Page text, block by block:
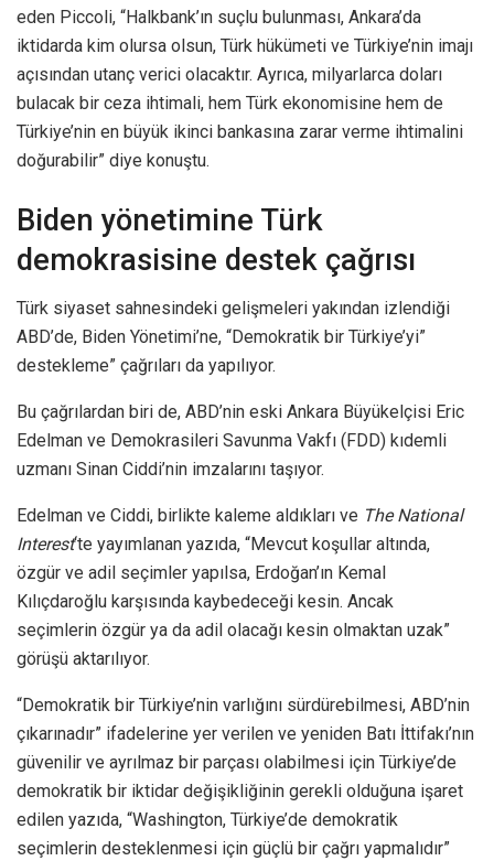
eden Piccoli, “Halkbank’ın suçlu bulunması, Ankara’da
iktidarda kim olursa olsun, Türk hükümeti ve Türkiye’nin imajı
açısından utanç verici olacaktır. Ayrıca, milyarlarca doları
bulacak bir ceza ihtimali, hem Türk ekonomisine hem de
Türkiye’nin en büyük ikinci bankasına zarar verme ihtimalini
doğurabilir” diye konuştu.
Biden yönetimine Türk
demokrasisine destek çağrısı
Türk siyaset sahnesindeki gelişmeleri yakından izlendiği
ABD’de, Biden Yönetimi’ne, “Demokratik bir Türkiye’yi”
destekleme” çağrıları da yapılıyor.
Bu çağrılardan biri de, ABD’nin eski Ankara Büyükelçisi Eric
Edelman ve Demokrasileri Savunma Vakfı (FDD) kıdemli
uzmanı Sinan Ciddi’nin imzalarını taşıyor.
Edelman ve Ciddi, birlikte kaleme aldıkları ve The National
Interest‘te yayımlanan yazıda, “Mevcut koşullar altında,
özgür ve adil seçimler yapılsa, Erdoğan’ın Kemal
Kılıçdaroğlu karşısında kaybedeceği kesin. Ancak
seçimlerin özgür ya da adil olacağı kesin olmaktan uzak”
görüşü aktarılıyor.
“Demokratik bir Türkiye’nin varlığını sürdürebilmesi, ABD’nin
çıkarınadır” ifadelerine yer verilen ve yeniden Batı İttifakı’nın
güvenilir ve ayrılmaz bir parçası olabilmesi için Türkiye’de
demokratik bir iktidar değişikliğinin gerekli olduğuna işaret
edilen yazıda, “Washington, Türkiye’de demokratik
seçimlerin desteklenmesi için güçlü bir çağrı yapmalıdır”